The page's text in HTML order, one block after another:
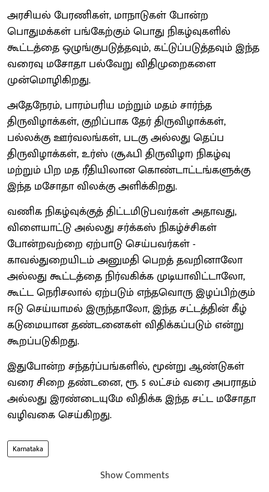
அரசியல் பேரணிகள், மாநாடுகள் போன்ற
பொதுமக்கள் பங்கேற்கும் பொது நிகழ்வுகளில்
கூட்டத்தை ஒழுங்குபடுத்தவும், கட்டுப்படுத்தவும் இந்த
வரைவு மசோதா பல்வேறு விதிமுறைகளை
முன்மொழிகிறது.
அதேநேரம், பாரம்பரிய மற்றும் மதம் சார்ந்த
திருவிழாக்கள், குறிப்பாக தேர் திருவிழாக்கள்,
பல்லக்கு ஊர்வலங்கள், படகு அல்லது தெப்ப
திருவிழாக்கள், உர்ஸ் (சூஃபி திருவிழா) நிகழ்வு
மற்றும் பிற மத ரீதியிலான கொண்டாட்டங்களுக்கு
இந்த மசோதா விலக்கு அளிக்கிறது.
வணிக நிகழ்வுக்குத் திட்டமிடுபவர்கள் அதாவது,
விளையாட்டு அல்லது சர்க்கஸ் நிகழ்ச்சிகள்
போன்றவற்றை ஏற்பாடு செய்பவர்கள் -
காவல்துறையிடம் அனுமதி பெறத் தவறினாலோ
அல்லது கூட்டத்தை நிர்வகிக்க முடியாவிட்டாலோ,
கூட்ட நெரிசலால் ஏற்படும் எந்தவொரு இழப்பிற்கும்
ஈடு செய்யாமல் இருந்தாலோ, இந்த சட்டத்தின் கீழ்
கடுமையான தண்டனைகள் விதிக்கப்படும் என்று
கூறப்படுகிறது.
இதுபோன்ற சந்தர்ப்பங்களில், மூன்று ஆண்டுகள்
வரை சிறை தண்டனை, ரூ. 5 லட்சம் வரை அபராதம்
அல்லது இரண்டையுமே விதிக்க இந்த சட்ட மசோதா
வழிவகை செய்கிறது.
Karnataka
Show Comments